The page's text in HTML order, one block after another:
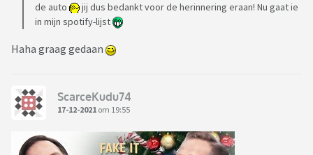
de auto
jij dus bedankt voor de herinnering eraan! Nu gaat ie
in mijn spotify-lijst
Haha graag gedaan
ScarceKudu74
17-12-2021 om 19:55